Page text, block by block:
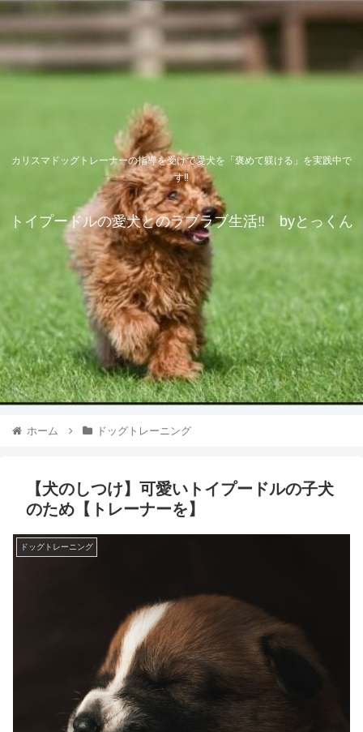
カリスマドッグトレーナーの指導を受けて愛犬を「褒めて躾ける」を実践中で
す‼
トイプードルの愛犬とのラブラブ生活‼ byとっくん
ホーム ドッグトレーニング
【犬のしつけ】可愛いトイプードルの子犬
のため【トレーナーを】
ドッグトレーニング